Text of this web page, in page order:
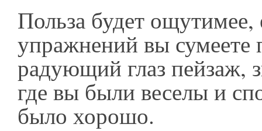
Польза будет ощутимее,
упражнений вы сумеете
радующий глаз пейзаж,
где вы были веселы и
было хорошо.